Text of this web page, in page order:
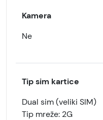
Kamera
Ne
Tip sim kartice
Dual sim (veliki SIM)
Tip mreže: 2G